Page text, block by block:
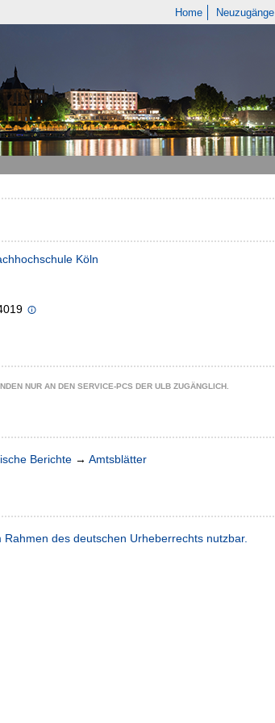
Home Neuzugänge
Köln
NUR AN DEN SERVICE-PCS DER ULB ZUGÄNGLICH.
Berichte → Amtsblätter
Rahmen des deutschen Urheberrechts nutzbar.